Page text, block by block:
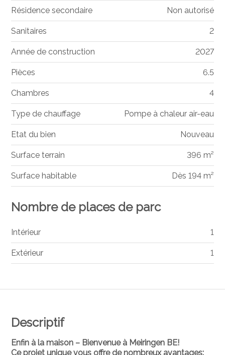
Descriptif
Enfin à la maison – Bienvenue à Meiringen BE!
Ce projet unique vous offre de nombreux avantages:
Résidence secondaire Non autorisé
Sanitaires 2
Année de construction 2027
Pièces 6.5
Chambres 4
Type de chauffage Pompe à chaleur air-eau
Etat du bien Nouveau
Surface terrain 396 m²
Surface habitable Dès 194 m²
Nombre de places de parc
Intérieur 1
Extérieur 1